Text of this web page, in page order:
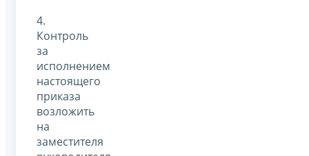
4.
Контроль
за
исполнением
настоящего
приказа
возложить
на
заместителя